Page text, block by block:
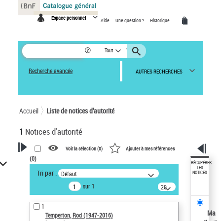
Espace personnel Aide Une question ? Historique
Tout
Recherche avancée AUTRES RECHERCHES
Accueil Liste de notices d’autorité
1 Notices d'autorité
VOTRE RECHERCHE
Recherche avancée dans les
notices d’autorité
Œuvres liées à l'auteur :
Temperton, Rod (1947-2016)
Voir la sélection (0) Ajouter à mes références
(0)
Tri par : Défaut
sur 1
20
résultats/page
1
Temperton, Rod (1947-2016)
RÉCUPÉRER
LES
NOTICES
Ma
Panneau de gestion des cookies